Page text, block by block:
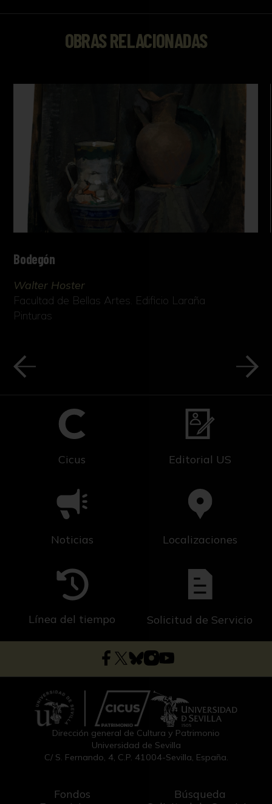
OBRAS RELACIONADAS
Bodegón
Walter Hoster
Facultad de Bellas Artes. Edificio Laraña
Pinturas
Cicus Editorial US
Noticias Localizaciones
Línea del tiempo Solicitud de Servicio
Dirección general de Cultura y Patrimonio
Universidad de Sevilla
C/ S. Fernando, 4, C.P. 41004-Sevilla, España.
Fondos
Búsqueda